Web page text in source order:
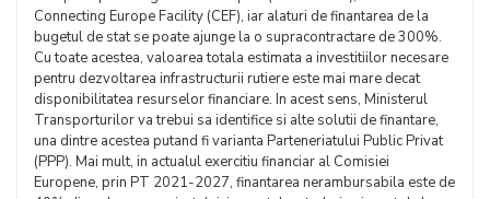
Connecting Europe Facility (CEF), iar alaturi de finantarea de la
bugetul de stat se poate ajunge la o supracontractare de 300%.
Cu toate acestea, valoarea totala estimata a investitiilor necesare
pentru dezvoltarea infrastructurii rutiere este mai mare decat
disponibilitatea resurselor financiare. In acest sens, Ministerul
Transporturilor va trebui sa identifice si alte solutii de finantare,
una dintre acestea putand fi varianta Parteneriatului Public Privat
(PPP). Mai mult, in actualul exercitiu financiar al Comisiei
Europene, prin PT 2021-2027, finantarea nerambursabila este de